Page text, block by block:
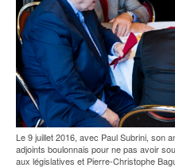
Le 9 juillet 2016, avec Paul Subrini, son
adjoints boulonnais pour ne pas avoir
aux législatives et Pierre-Christophe